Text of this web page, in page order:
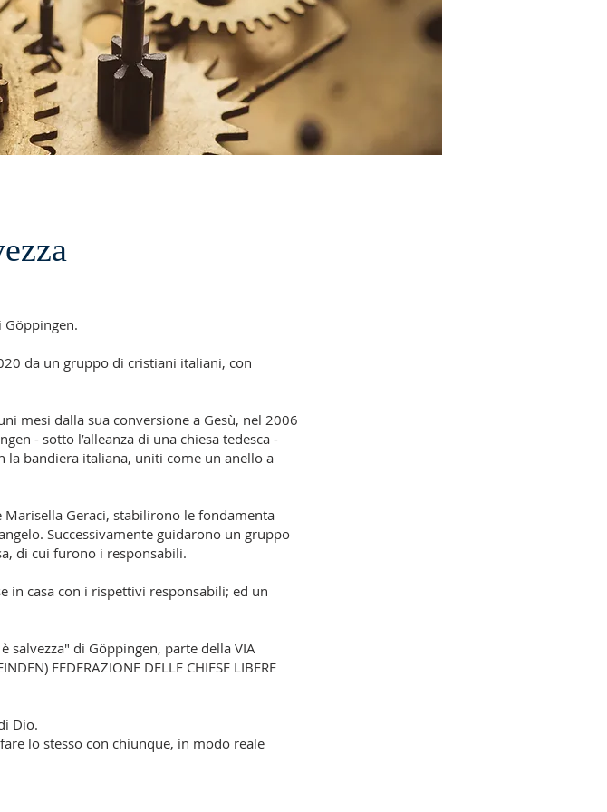
Göppingen.
da un gruppo di cristiani italiani, con
mesi dalla sua conversione a Gesù, nel 2006
- sotto l’alleanza di una chiesa tedesca -
la bandiera italiana, uniti come un anello a
Geraci, stabilirono le fondamenta
Successivamente guidarono un gruppo
di cui furono i responsabili.
in casa con i rispettivi responsabili; ed un
salvezza" di Göppingen, parte della VIA
FEDERAZIONE DELLE CHIESE LIBERE
Dio.
lo stesso con chiunque, in modo reale